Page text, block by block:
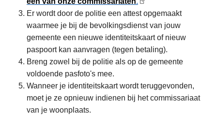
Er wordt door de politie een attest opgemaakt
waarmee je bij de bevolkingsdienst van jouw
gemeente een nieuwe identiteitskaart of nieuw
paspoort kan aanvragen (tegen betaling).
Breng zowel bij de politie als op de gemeente
voldoende pasfoto's mee.
Wanneer je identiteitskaart wordt teruggevonden,
moet je ze opnieuw indienen bij het commissariaat
van je woonplaats.